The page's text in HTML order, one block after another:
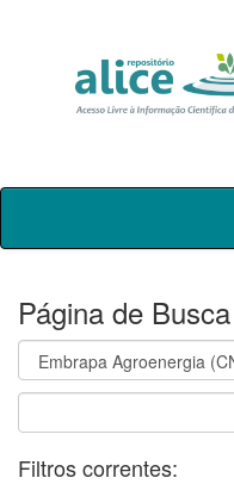
Skip
Página de Busca
Filtros correntes: